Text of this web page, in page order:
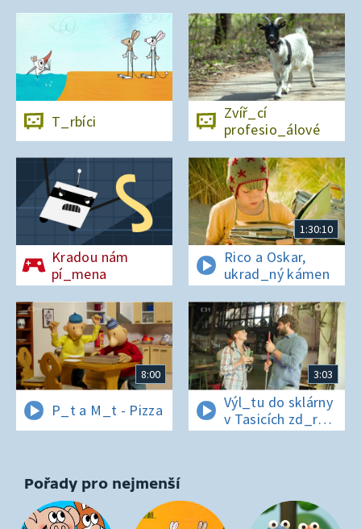
T_rbíci
Zvíř_cí
profesio_álové
Kradou nám
pí_mena
1:30:10
Rico a Oskar,
ukrad_ný kámen
8:00
P_t a M_t - Pizza
3:03
Výl_tu do sklárny
v Tasicích zd_r
a Čern_bílovi
Pořady pro nejmenší